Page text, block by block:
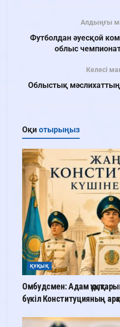
Алдыңғы
Футболдан әуесқой
облыс
Келесі
Облыстық мәслихаттың
Оқи отырыңыз
ҚҰҚЫҚ
Омбудсмен: Адам
бүкіл Конституцияның